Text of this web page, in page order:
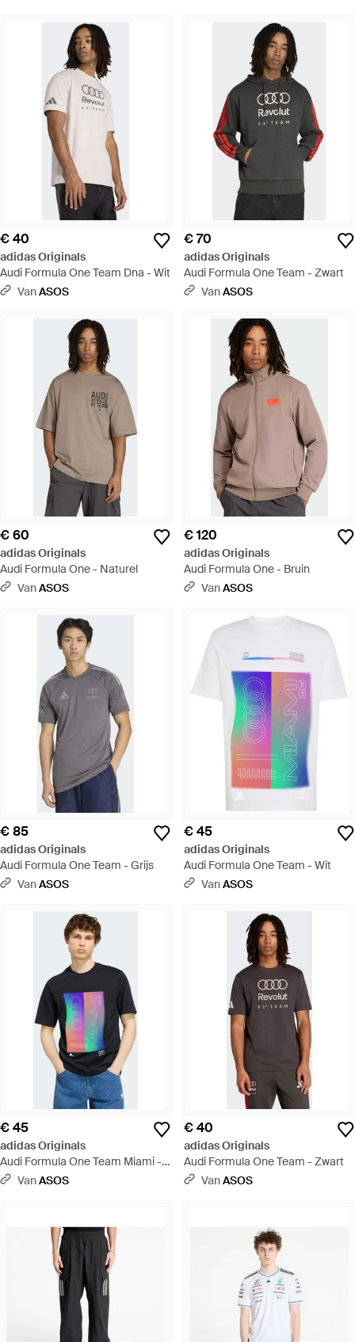
€ 40
adidas Originals
Audi Formula One Team Dna - Wit
VanASOS
€ 70
adidas Originals
Audi Formula One Team - Zwart
VanASOS
€ 60
adidas Originals
Audi Formula One - Naturel
VanASOS
€ 120
adidas Originals
Audi Formula One - Bruin
VanASOS
€ 85
adidas Originals
Audi Formula One Team - Grijs
VanASOS
€ 45
adidas Originals
Audi Formula One Team - Wit
VanASOS
€ 45
adidas Originals
Audi Formula One Team Miami -
Blauw
VanASOS
€ 40
adidas Originals
Audi Formula One Team - Zwart
VanASOS